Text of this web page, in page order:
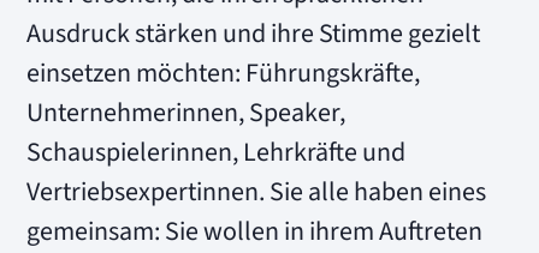
Ausdruck stärken und ihre Stimme gezielt
einsetzen möchten: Führungskräfte,
Unternehmerinnen, Speaker,
Schauspielerinnen, Lehrkräfte und
Vertriebsexpertinnen. Sie alle haben eines
gemeinsam: Sie wollen in ihrem Auftreten